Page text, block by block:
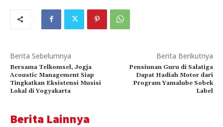
Berita Sebelumnya
Bersama Telkomsel, Jogja
Acoustic Management Siap
Tingkatkan Eksistensi Musisi
Lokal di Yogyakarta
Berita Berikutnya
Pensiunan Guru di Salatiga
Dapat Hadiah Motor dari
Program Yamalube Sobek
Label
Berita Lainnya